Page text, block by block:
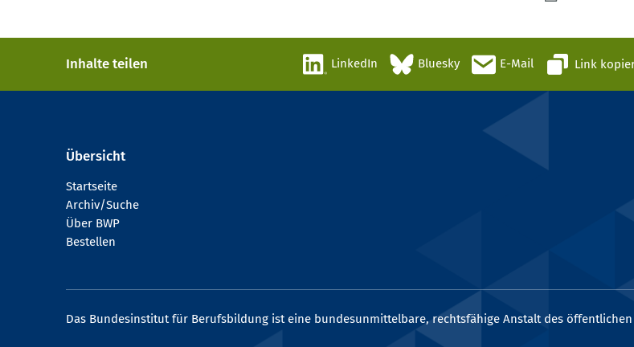
Inhalte teilen LinkedIn Bluesky E-Mail Link
Übersicht
Startseite
Archiv/Suche
Über BWP
Bestellen
Das Bundesinstitut für Berufsbildung ist eine bundesunmittelbare, rechtsfähige Anstalt des öffentlichen